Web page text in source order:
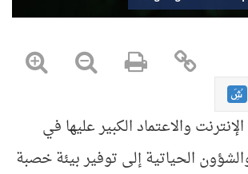
والاعتماد الكبير عليها في
الحياتية إلى توفير بيئة خصبة